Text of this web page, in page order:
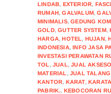
LINDAB, EXTERIOR,
RUMAH,GALVALUM,
MINIMALIS,GEDUNG
GOLD,GUTTER SYSTEM,
HARGA,HOTEL, HUJAN,
INDONESIA,INFO JASA
INVESTASI PERAWATAN
TOL ,JUAL,JUAL
MATERIAL ,JUAL TALANG
KANTOR, KARAT,
PABRIK., KEBOCORAN